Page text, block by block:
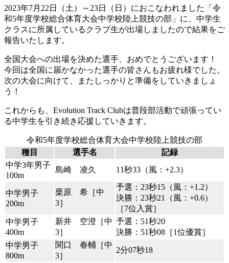
2023年7月22日（土）～23日（日）におこなわれました「令
和5年度学校総合体育大会中学校陸上競技の部」に、中学生
クラスに所属しているクラブ生が出場しましたので結果をご
報告いたします。
全国大会への出場を決めた選手、おめでとうございます！
今回は全国に届かなかった選手の皆さんもお疲れ様でした。
次の大会に向けて、またしっかりと準備をしていきましょ
う！
これからも、Evolution Track Clubは普段部活動で頑張ってい
る中学生を引き続き応援していきます。
令和5年度学校総合体育大会中学校陸上競技の部
種目
選手名
記録
中学3年男子
100m
島崎 凌久 11秒33（風：+2.3）
中学男子
200m
栗原 希［中
3］
予選：23秒15（風：+1.2）
決勝：23秒21（風：+0.6）
［7位入賞］
中学男子
400m
新井 空澄［中
3］
予選：51秒20
決勝：51秒08［1位優賞］
中学男子
800m
関口 春輔［中
3］
2分07秒18